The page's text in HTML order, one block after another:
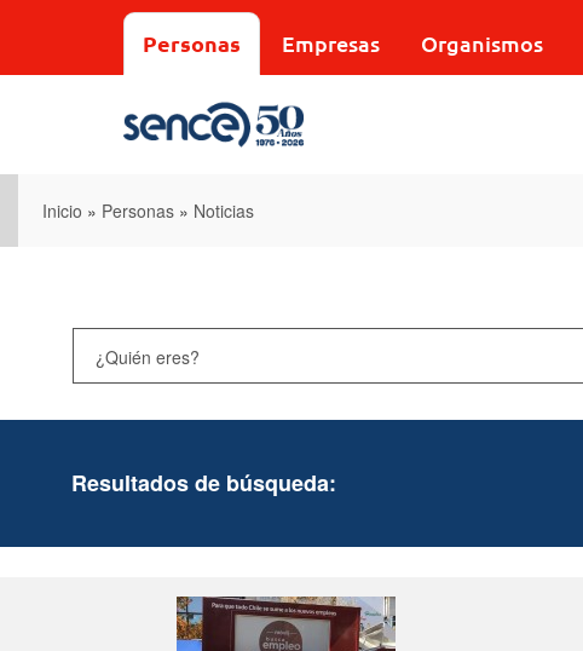
Personas Empresas Organismos
Inicio » Personas » Noticias
Resultados de búsqueda: